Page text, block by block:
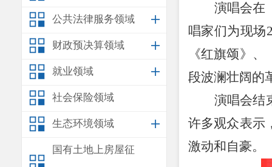
公共法律服务领域
财政预决算领域
就业领域
社会保险领域
生态环境领域
国有土地上房屋征
演唱会在
唱家们为现场
《红旗颂》
段波澜壮阔的
演唱会结
许多观众表示
激动和自豪。